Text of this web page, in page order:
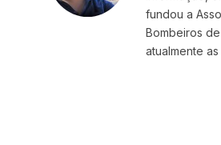
fundou a
Bombeiros
atualmente